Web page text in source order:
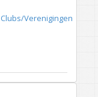
Clubs/Verenigingen